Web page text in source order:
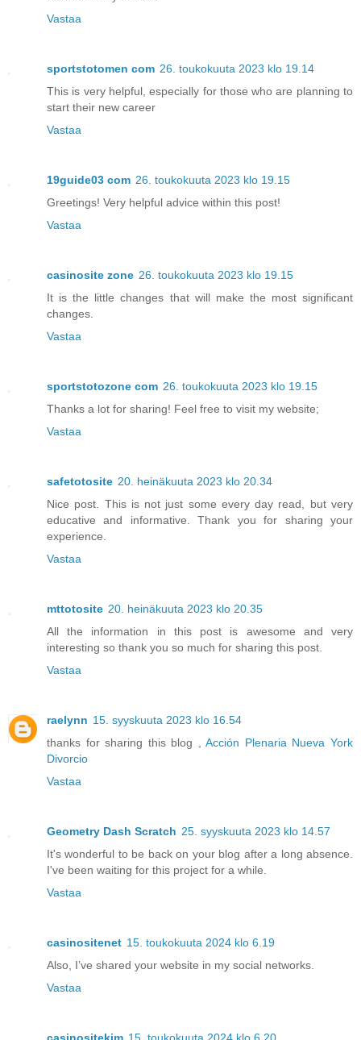
Vastaa
sportstotomen com 26. toukokuuta 2023 klo 19.14
This is very helpful, especially for those who are planning to
start their new career
Vastaa
19guide03 com 26. toukokuuta 2023 klo 19.15
Greetings! Very helpful advice within this post!
Vastaa
casinosite zone 26. toukokuuta 2023 klo 19.15
It is the little changes that will make the most significant
changes.
Vastaa
sportstotozone com 26. toukokuuta 2023 klo 19.15
Thanks a lot for sharing! Feel free to visit my website;
Vastaa
safetotosite 20. heinäkuuta 2023 klo 20.34
Nice post. This is not just some every day read, but very
educative and informative. Thank you for sharing your
experience.
Vastaa
mttotosite 20. heinäkuuta 2023 klo 20.35
All the information in this post is awesome and very
interesting so thank you so much for sharing this post.
Vastaa
raelynn 15. syyskuuta 2023 klo 16.54
thanks for sharing this blog ,Acción Plenaria Nueva York
Divorcio
Vastaa
Geometry Dash Scratch 25. syyskuuta 2023 klo 14.57
It's wonderful to be back on your blog after a long absence.
I've been waiting for this project for a while.
Vastaa
casinositenet 15. toukokuuta 2024 klo 6.19
Also, I’ve shared your website in my social networks.
Vastaa